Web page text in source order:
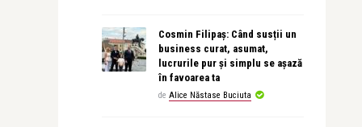
Cosmin Filipaș: Când susții un
business curat, asumat,
lucrurile pur și simplu se așază
în favoarea ta
de Alice Năstase Buciuta